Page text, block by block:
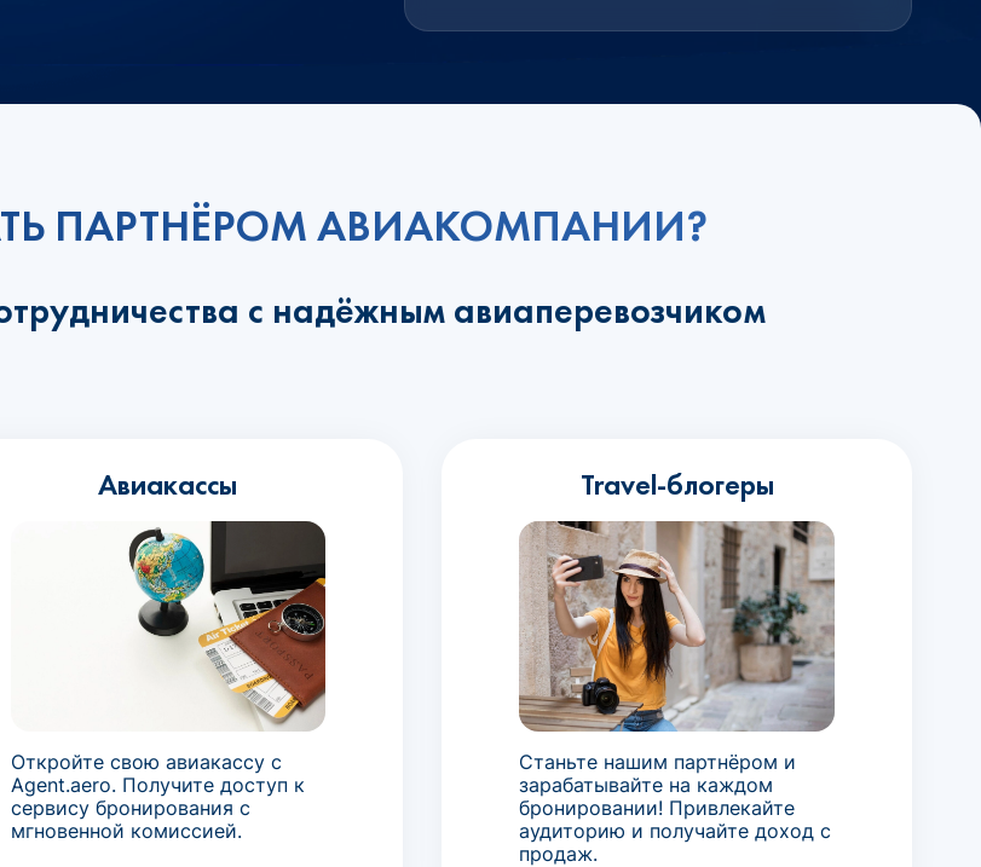
ПАРТНЁРОМ АВИАКОМПАНИИ?
с надёжным авиаперевозчиком
Авиакассы
Откройте свою авиакассу с
Agent.aero. Получите доступ к
сервису бронирования с
мгновенной комиссией.
Travel-блогеры
Станьте нашим партнёром и
зарабатывайте на каждом
бронировании! Привлекайте
аудиторию и получайте доход с
продаж.